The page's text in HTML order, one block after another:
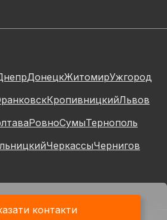
контакти
ДонецкЖитомирУжгород
КропивницкийЛьвов
РовноСумыТернополь
ЧеркассыЧернигов